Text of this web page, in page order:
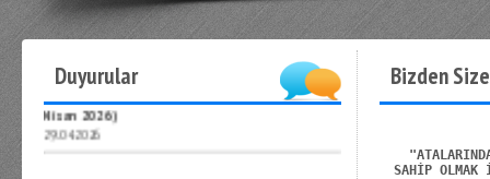
Duyurular
MENS SANA Proje Toplantısı (İspanya 14-19
Nisan 2026)
29.04.2026
CULTURAL KALEIDOSCOPE ile Avrupa’nın
Bizden Size
SAHİP OLMAK